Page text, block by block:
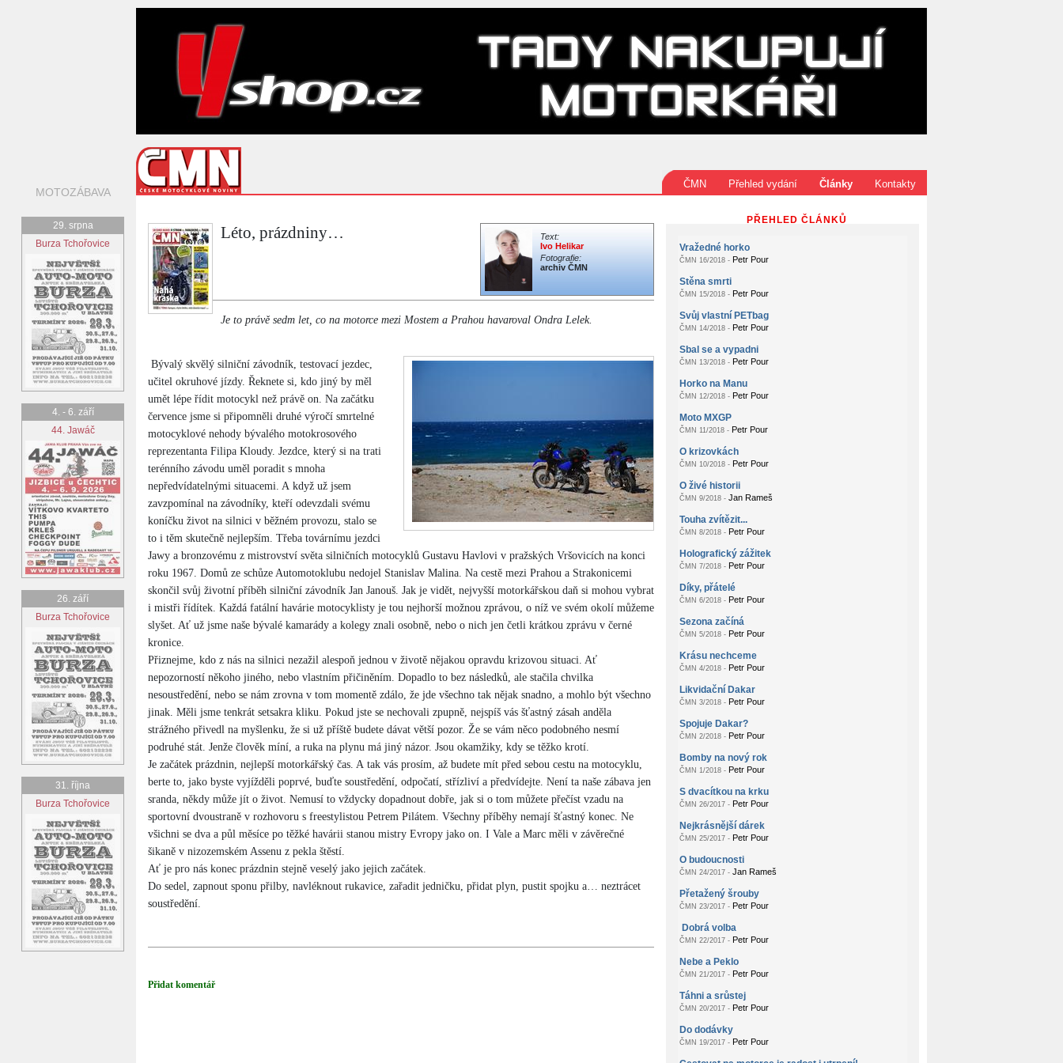
ČMN Přehled vydání Články Kontakty
Text:
Ivo Helikar
Fotografie:
archiv ČMN
Léto, prázdniny…
Je to právě sedm let, co na motorce mezi Mostem a Prahou havaroval Ondra Lelek.
Bývalý skvělý silniční závodník, testovací jezdec,
učitel okruhové jízdy. Řeknete si, kdo jiný by měl
umět lépe řídit motocykl než právě on. Na začátku
července jsme si připomněli druhé výročí smrtelné
motocyklové nehody bývalého motokrosového
reprezentanta Filipa Kloudy. Jezdce, který si na trati
terénního závodu uměl poradit s mnoha
nepředvídatelnými situacemi. A když už jsem
zavzpomínal na závodníky, kteří odevzdali svému
koníčku život na silnici v běžném provozu, stalo se
to i těm skutečně nejlepším. Třeba továrnímu jezdci
Jawy a bronzovému z mistrovství světa silničních motocyklů Gustavu Havlovi v pražských Vršovicích na konci
roku 1967. Domů ze schůze Automotoklubu nedojel Stanislav Malina. Na cestě mezi Prahou a Strakonicemi
skončil svůj životní příběh silniční závodník Jan Janouš. Jak je vidět, nejvyšší motorkářskou daň si mohou vybrat
i mistři řídítek. Každá fatální havárie motocyklisty je tou nejhorší možnou zprávou, o níž ve svém okolí můžeme
slyšet. Ať už jsme naše bývalé kamarády a kolegy znali osobně, nebo o nich jen četli krátkou zprávu v černé
kronice.
Přiznejme, kdo z nás na silnici nezažil alespoň jednou v životě nějakou opravdu krizovou situaci. Ať
nepozorností někoho jiného, nebo vlastním přičiněním. Dopadlo to bez následků, ale stačila chvilka
nesoustředění, nebo se nám zrovna v tom momentě zdálo, že jde všechno tak nějak snadno, a mohlo být všechno
jinak. Měli jsme tenkrát setsakra kliku. Pokud jste se nechovali zpupně, nejspíš vás šťastný zásah anděla
strážného přivedl na myšlenku, že si už příště budete dávat větší pozor. Že se vám něco podobného nesmí
podruhé stát. Jenže člověk míní, a ruka na plynu má jiný názor. Jsou okamžiky, kdy se těžko krotí.
Je začátek prázdnin, nejlepší motorkářský čas. A tak vás prosím, až budete mít před sebou cestu na motocyklu,
berte to, jako byste vyjížděli poprvé, buďte soustředění, odpočatí, střízliví a předvídejte. Není ta naše zábava jen
sranda, někdy může jít o život. Nemusí to vždycky dopadnout dobře, jak si o tom můžete přečíst vzadu na
sportovní dvoustraně v rozhovoru s freestylistou Petrem Pilátem. Všechny příběhy nemají šťastný konec. Ne
všichni se dva a půl měsíce po těžké havárii stanou mistry Evropy jako on. I Vale a Marc měli v závěrečné
šikaně v nizozemském Assenu z pekla štěstí.
Ať je pro nás konec prázdnin stejně veselý jako jejich začátek.
Do sedel, zapnout sponu přilby, navléknout rukavice, zařadit jedničku, přidat plyn, pustit spojku a… neztrácet
soustředění.
Přidat komentář
PŘEHLED ČLÁNKŮ
Vražedné horko
ČMN 16/2018 - Petr Pour
Stěna smrti
ČMN 15/2018 - Petr Pour
Svůj vlastní PETbag
ČMN 14/2018 - Petr Pour
Sbal se a vypadni
ČMN 13/2018 - Petr Pour
Horko na Manu
ČMN 12/2018 - Petr Pour
Moto MXGP
ČMN 11/2018 - Petr Pour
O krizovkách
ČMN 10/2018 - Petr Pour
O živé historii
ČMN 9/2018 - Jan Rameš
Touha zvítězit...
ČMN 8/2018 - Petr Pour
Holografický zážitek
ČMN 7/2018 - Petr Pour
Díky, přátelé
ČMN 6/2018 - Petr Pour
Sezona začíná
ČMN 5/2018 - Petr Pour
Krásu nechceme
ČMN 4/2018 - Petr Pour
Likvidační Dakar
ČMN 3/2018 - Petr Pour
Spojuje Dakar?
ČMN 2/2018 - Petr Pour
Bomby na nový rok
ČMN 1/2018 - Petr Pour
S dvacítkou na krku
ČMN 26/2017 - Petr Pour
Nejkrásnější dárek
ČMN 25/2017 - Petr Pour
O budoucnosti
ČMN 24/2017 - Jan Rameš
Přetažený šrouby
ČMN 23/2017 - Petr Pour
Dobrá volba
ČMN 22/2017 - Petr Pour
Nebe a Peklo
ČMN 21/2017 - Petr Pour
Táhni a srůstej
ČMN 20/2017 - Petr Pour
Do dodávky
ČMN 19/2017 - Petr Pour
MOTOZÁBAVA
29. srpna
Burza Tchořovice
4. - 6. září
44. Jawáč
26. září
Burza Tchořovice
31. října
Burza Tchořovice